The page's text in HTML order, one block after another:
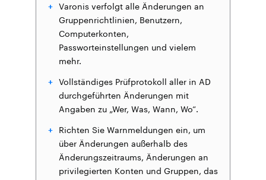
Varonis verfolgt alle Änderungen an
Gruppenrichtlinien, Benutzern,
Computerkonten,
Passworteinstellungen und vielem
mehr.
Vollständiges Prüfprotokoll aller in AD
durchgeführten Änderungen mit
Angaben zu „Wer, Was, Wann, Wo“.
Richten Sie Warnmeldungen ein, um
über Änderungen außerhalb des
Änderungszeitraums, Änderungen an
privilegierten Konten und Gruppen, das